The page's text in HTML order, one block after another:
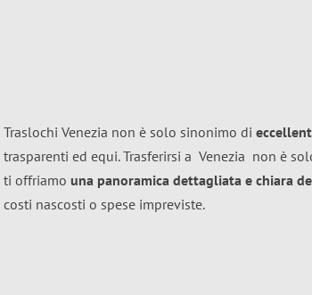
Traslochi Venezia non è solo sinonimo di
trasparenti ed equi. Trasferirsi a Venezia non è
ti offriamo una panoramica dettagliata e chiara
costi nascosti o spese impreviste.